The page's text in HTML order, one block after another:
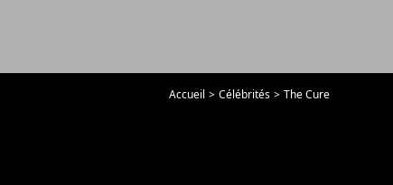
Accueil Célébrités The Cure